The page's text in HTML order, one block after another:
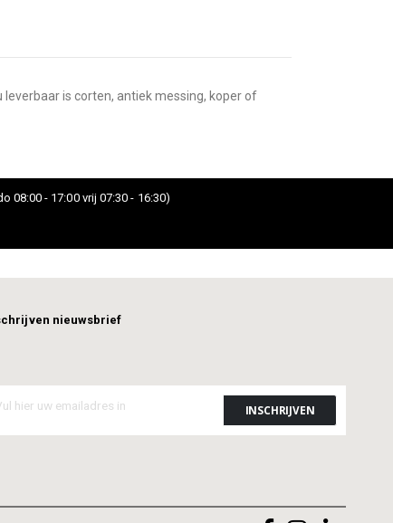
is corten, antiek messing, koper of
08:00 - 17:00 vrij 07:30 - 16:30)
nieuwsbrief